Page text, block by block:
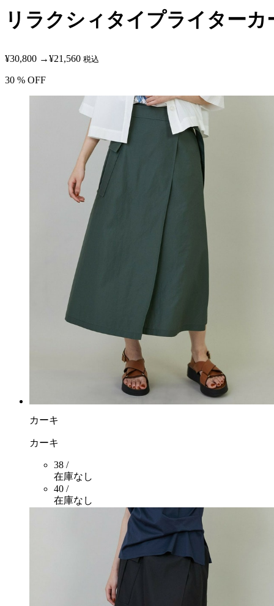
リラクシィタイプライター
¥30,800 →¥21,560 税込
30 % OFF
カーキ
カーキ
38 /
在庫なし
40 /
在庫なし